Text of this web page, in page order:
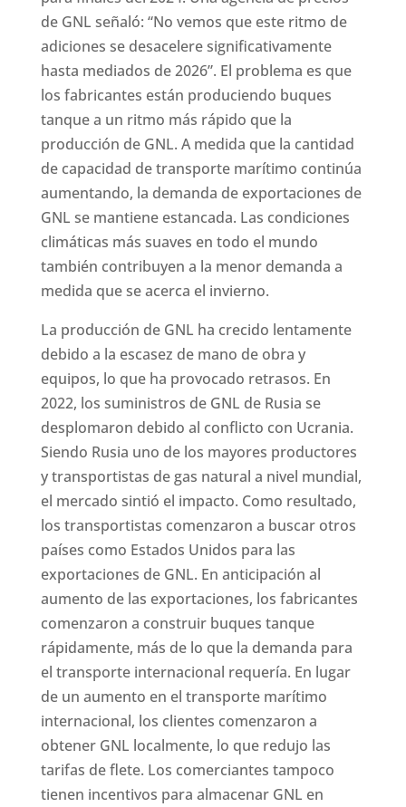
de GNL señaló: “No vemos que este ritmo de
adiciones se desacelere significativamente
hasta mediados de 2026”. El problema es que
los fabricantes están produciendo buques
tanque a un ritmo más rápido que la
producción de GNL. A medida que la cantidad
de capacidad de transporte marítimo continúa
aumentando, la demanda de exportaciones de
GNL se mantiene estancada. Las condiciones
climáticas más suaves en todo el mundo
también contribuyen a la menor demanda a
medida que se acerca el invierno.
La producción de GNL ha crecido lentamente
debido a la escasez de mano de obra y
equipos, lo que ha provocado retrasos. En
2022, los suministros de GNL de Rusia se
desplomaron debido al conflicto con Ucrania.
Siendo Rusia uno de los mayores productores
y transportistas de gas natural a nivel mundial,
el mercado sintió el impacto. Como resultado,
los transportistas comenzaron a buscar otros
países como Estados Unidos para las
exportaciones de GNL. En anticipación al
aumento de las exportaciones, los fabricantes
comenzaron a construir buques tanque
rápidamente, más de lo que la demanda para
el transporte internacional requería. En lugar
de un aumento en el transporte marítimo
internacional, los clientes comenzaron a
obtener GNL localmente, lo que redujo las
tarifas de flete. Los comerciantes tampoco
tienen incentivos para almacenar GNL en